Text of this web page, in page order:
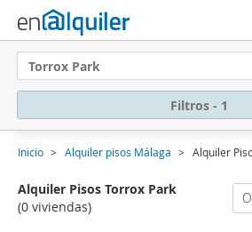
Torrox Park
Filtros - 1
Inicio Alquiler pisos Málaga Alquiler
Alquiler Pisos Torrox Park
(0 viviendas)